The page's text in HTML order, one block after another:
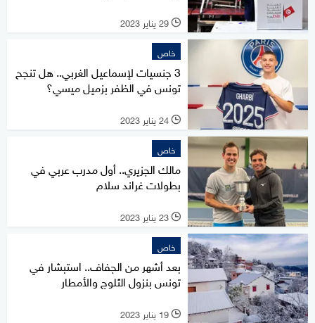
l 29 يناير 2023
خاص
3 جنسيات لإسماعيل الغربي.. هل تنجح
تونس في الظفر بزميل ميسي؟
l 24 يناير 2023
خاص
مالك الجزيري.. أول مدرب عربي في
بطولات غراند سلام
l 23 يناير 2023
خاص
بعد أشهر من الجفاف.. استبشار في
تونس بنزول الثلوج والأمطار
l 19 يناير 2023